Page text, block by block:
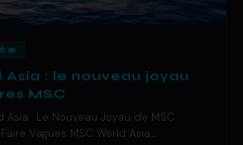
Asia : le nouveau joyau
MSC
Asia : Le Nouveau Joyau de MSC
Vagues MSC World Asia…